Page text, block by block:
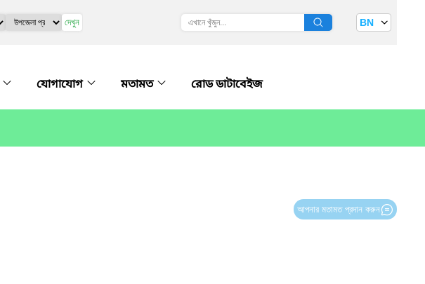
দেখুন BN
যোগাযোগ মতামত রোড ডাটাবেইজ
আপনার মতামত প্রদান করুন